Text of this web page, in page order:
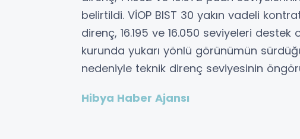
belirtildi. VİOP BIST 30 yakın vadeli
direnç, 16.195 ve 16.050 seviyeleri destek
kurunda yukarı yönlü görünümün
nedeniyle teknik direnç seviyesinin
Hibya Haber Ajansı